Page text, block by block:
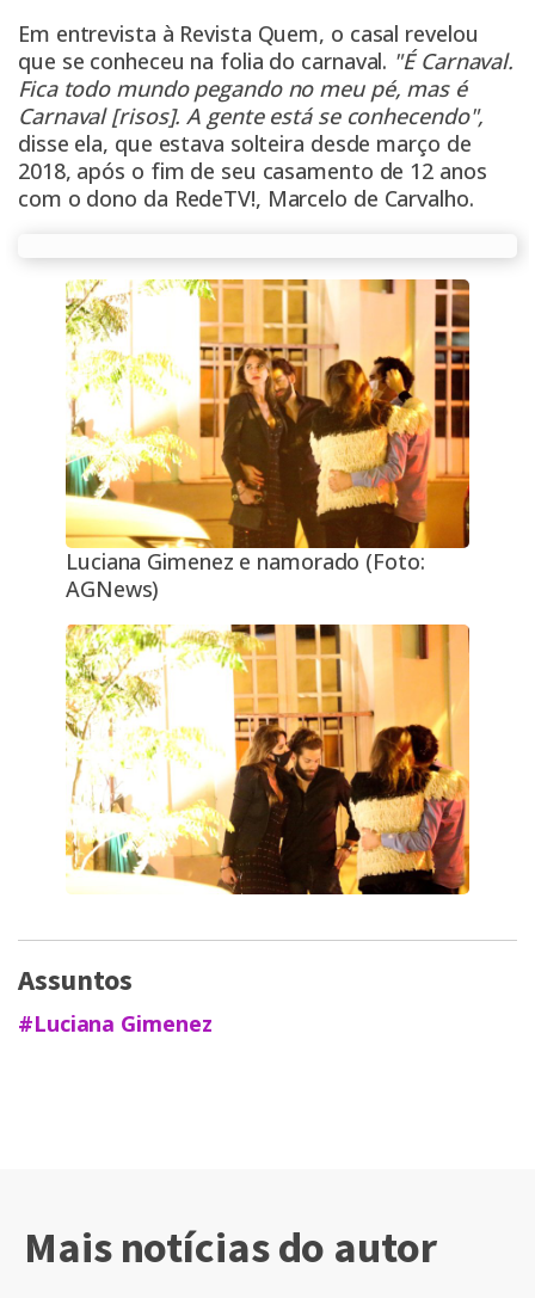
Em entrevista à Revista Quem, o casal revelou
que se conheceu na folia do carnaval. "É Carnaval.
Fica todo mundo pegando no meu pé, mas é
Carnaval [risos]. A gente está se conhecendo",
disse ela, que estava solteira desde março de
2018, após o fim de seu casamento de 12 anos
com o dono da RedeTV!, Marcelo de Carvalho.
Luciana Gimenez e namorado (Foto:
AGNews)
Assuntos
#Luciana Gimenez
Mais notícias do autor